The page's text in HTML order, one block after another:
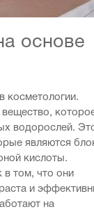
основе
косметологии.
вещество,
водорослей.
являются
кислоты.
в том, что они
и
на